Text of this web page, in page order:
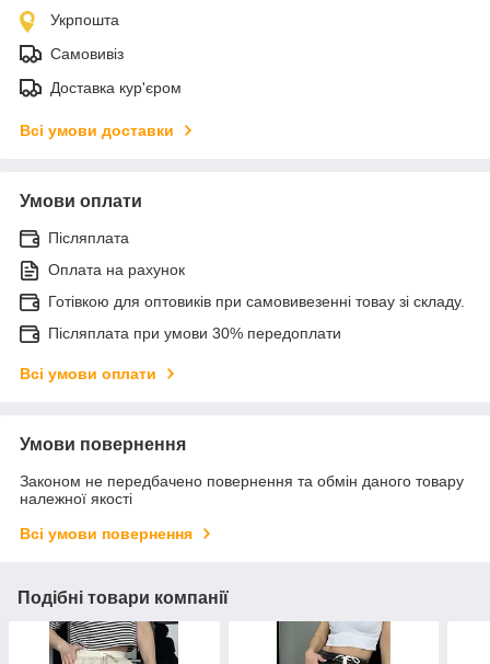
Укрпошта
Самовивіз
Доставка кур'єром
Всі умови доставки
Умови оплати
Післяплата
Оплата на рахунок
Готівкою для оптовиків при самовивезенні товау зі складу.
Післяплата при умови 30% передоплати
Всі умови оплати
Умови повернення
Законом не передбачено повернення та обмін даного товару
належної якості
Всі умови повернення
Подібні товари компанії